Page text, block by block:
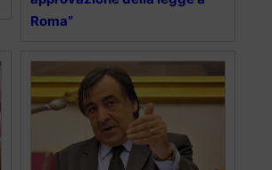
Roma”